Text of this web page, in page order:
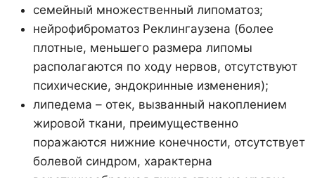
семейный множественный липоматоз;
нейрофиброматоз Реклингаузена (более
плотные, меньшего размера липомы
располагаются по ходу нервов, отсутствуют
психические, эндокринные изменения);
липедема – отек, вызванный накоплением
жировой ткани, преимущественно
поражаются нижние конечности, отсутствует
болевой синдром, характерна